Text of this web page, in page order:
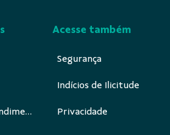
Canais de Atendimento
Acesse também
Segurança
Indícios de Ilicitude
Privacidade